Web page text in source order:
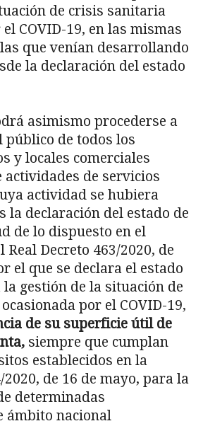
de crisis sanitaria
COVID-19, en las mismas
que venían desarrollando
la declaración del estado
asimismo procederse a
de todos los
y locales comerciales
de servicios
actividad se hubiera
la declaración del estado de
de lo dispuesto en el
Real Decreto 463/2020, de
el que se declara el estado
gestión de la situación de
por el COVID-19,
de su superficie útil de
siempre que cumplan
establecidos en la
2020, de 16 de mayo, para la
determinadas
ámbito nacional